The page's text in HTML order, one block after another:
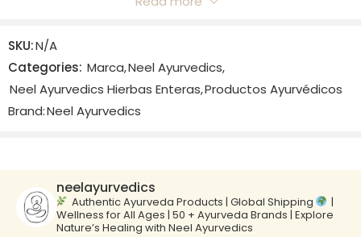
There are no reviews yet.
SKU:N/A
Categories: Marca,Neel Ayurvedics,
Neel Ayurvedics Hierbas Enteras,Productos Ayurvédicos
Brand:Neel Ayurvedics
neelayurvedics
Authentic Ayurveda Products | Global Shipping
|
Wellness for All Ages | 50 + Ayurveda Brands | Explore
Nature’s Healing with Neel Ayurvedics